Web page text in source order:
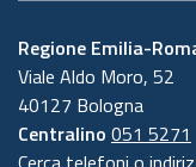
Regione Emilia-
Viale Aldo Moro, 52
40127 Bologna
Centralino 051 5271